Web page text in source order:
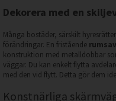
Dekorera med en
Många bostäder, särskilt
förändringar. En fristående
konstruktion med metalldobbar
väggar. Du kan enkelt flytta
med den vid flytt. Detta gör dem
Konstnärliga